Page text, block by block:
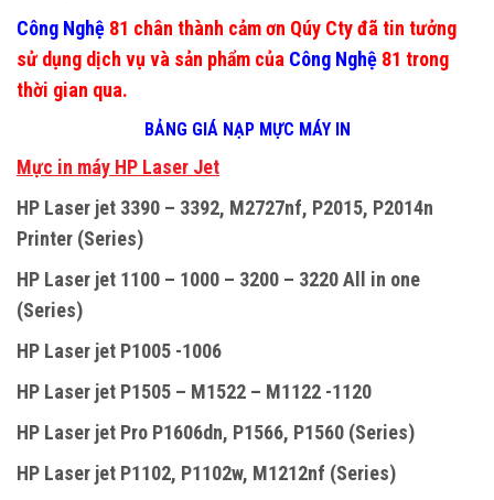
Công Nghệ 81 chân thành cảm ơn Qúy Cty đã tin tưởng
sử dụng dịch vụ và sản phẩm của Công Nghệ 81 trong
thời gian qua.
BẢNG GIÁ NẠP MỰC MÁY IN
Mực in máy HP Laser Jet
HP Laser jet 3390 – 3392, M2727nf, P2015, P2014n
Printer (Series)
HP Laser jet 1100 – 1000 – 3200 – 3220 All in one
(Series)
HP Laser jet P1005 -1006
HP Laser jet P1505 – M1522 – M1122 -1120
HP Laser jet Pro P1606dn, P1566, P1560 (Series)
HP Laser jet P1102, P1102w, M1212nf (Series)